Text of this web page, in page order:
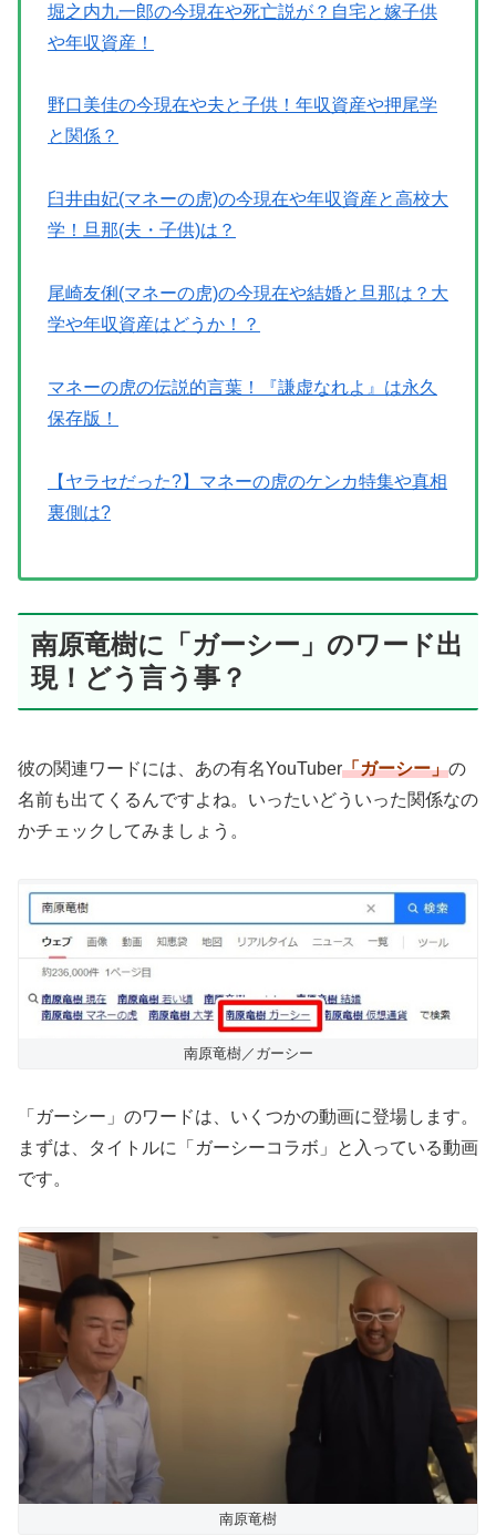
堀之内九一郎の今現在や死亡説が？自宅と嫁子供
や年収資産！
野口美佳の今現在や夫と子供！年収資産や押尾学
と関係？
臼井由妃(マネーの虎)の今現在や年収資産と高校大
学！旦那(夫・子供)は？
尾崎友俐(マネーの虎)の今現在や結婚と旦那は？大
学や年収資産はどうか！？
マネーの虎の伝説的言葉！『謙虚なれよ』は永久
保存版！
【ヤラセだった?】マネーの虎のケンカ特集や真相
裏側は?
南原竜樹に「ガーシー」のワード出
現！どう言う事？
彼の関連ワードには、あの有名YouTuber「ガーシー」の
名前も出てくるんですよね。いったいどういった関係なの
かチェックしてみましょう。
南原竜樹／ガーシー
「ガーシー」のワードは、いくつかの動画に登場します。
まずは、タイトルに「ガーシーコラボ」と入っている動画
です。
南原竜樹